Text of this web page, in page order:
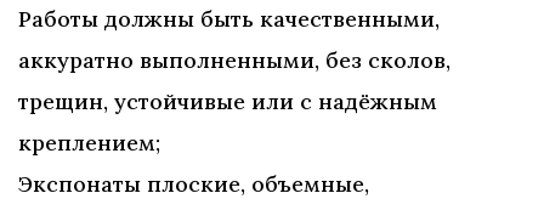
Работы должны быть качественными,
аккуратно выполненными, без сколов,
трещин, устойчивые или с надёжным
креплением;
Экспонаты плоские, объемные,